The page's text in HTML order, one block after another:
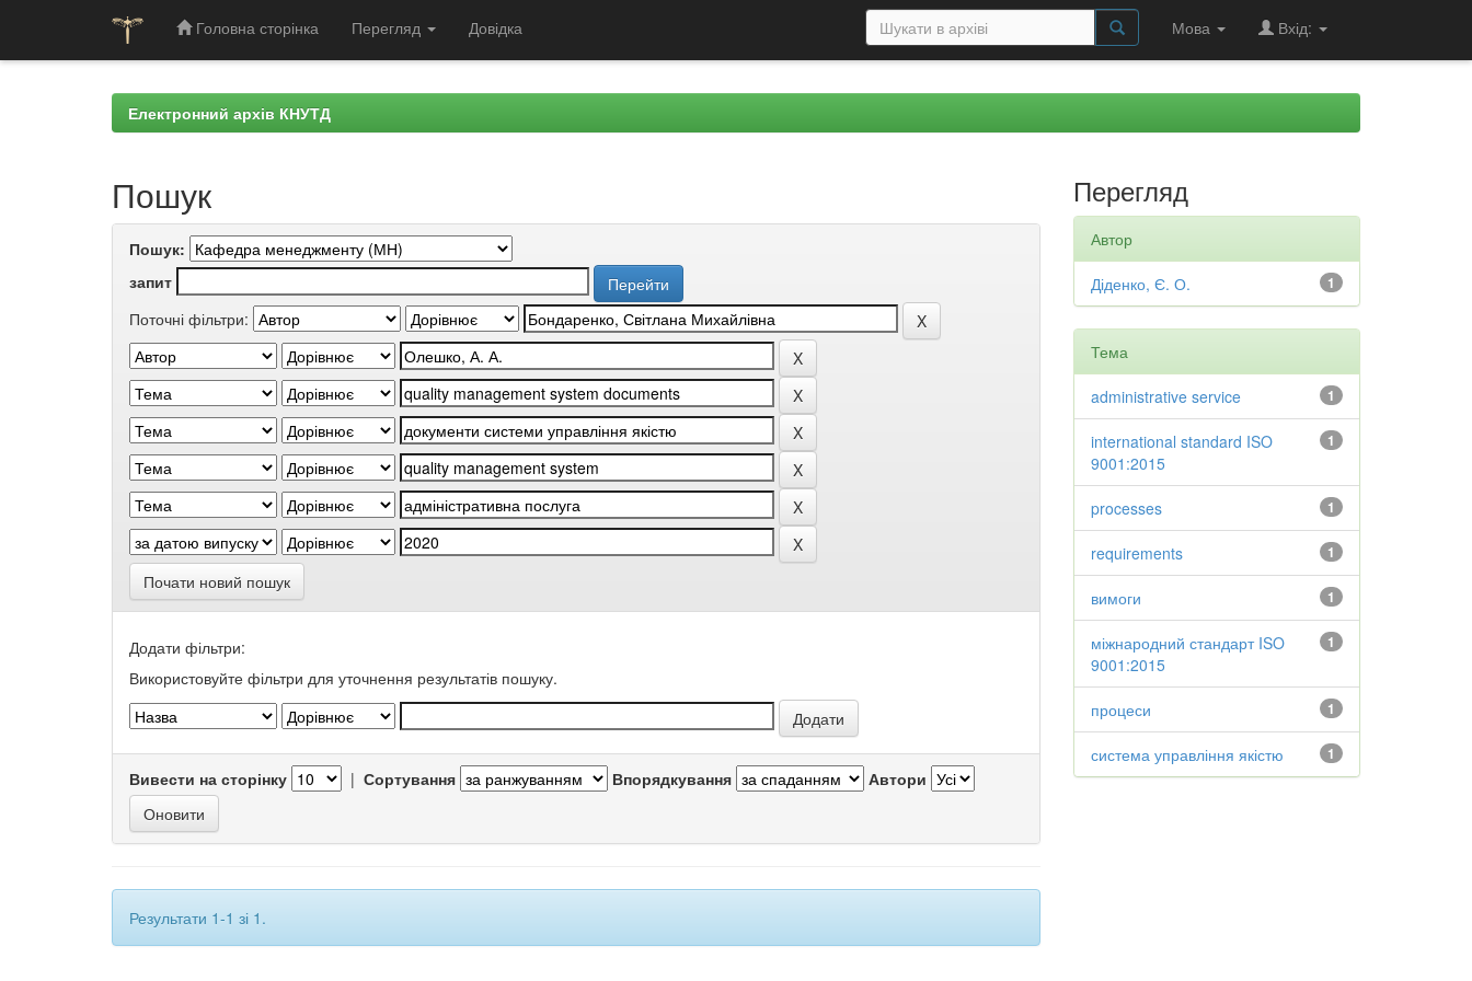
Головна сторінка Перегляд Довідка Мова Вхід:
Електронний архів КНУТД
Пошук
Пошук:
запит
Поточні фільтри:
Почати новий пошук
Додати фільтри:
Використовуйте фільтри для уточнення результатів пошуку.
Вивести на сторінку | Сортування Впорядкування Автори
Результати 1-1 зі 1.
Перегляд
Автор
1
Діденко, Є. О.
Тема
1
administrative service
1
international standard ISO
9001:2015
1
processes
1
requirements
1
вимоги
1
міжнародний стандарт ISO
9001:2015
1
процеси
1
система управління якістю